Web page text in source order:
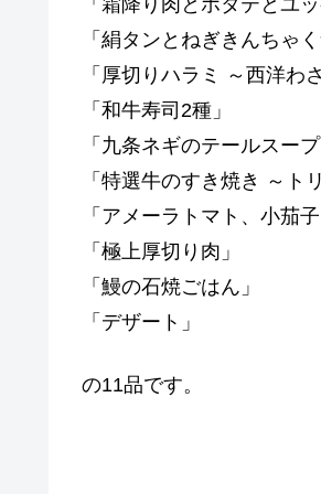
「霜降り肉とホタテとユッ
「絹タンとねぎきんちゃく
「厚切りハラミ ～西洋わ
「和牛寿司2種」
「九条ネギのテールスープ
「特選牛のすき焼き ～ト
「アメーラトマト、小茄
「極上厚切り肉」
「鰻の石焼ごはん」
「デザート」
の11品です。